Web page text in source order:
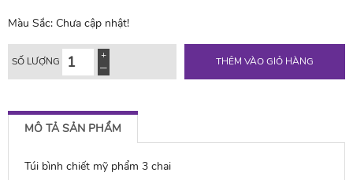
Màu Sắc: Chưa cập nhật!
SỐ LƯỢNG THÊM VÀO GIỎ HÀNG
MÔ TẢ SẢN PHẨM
Túi bình chiết mỹ phẩm 3 chai